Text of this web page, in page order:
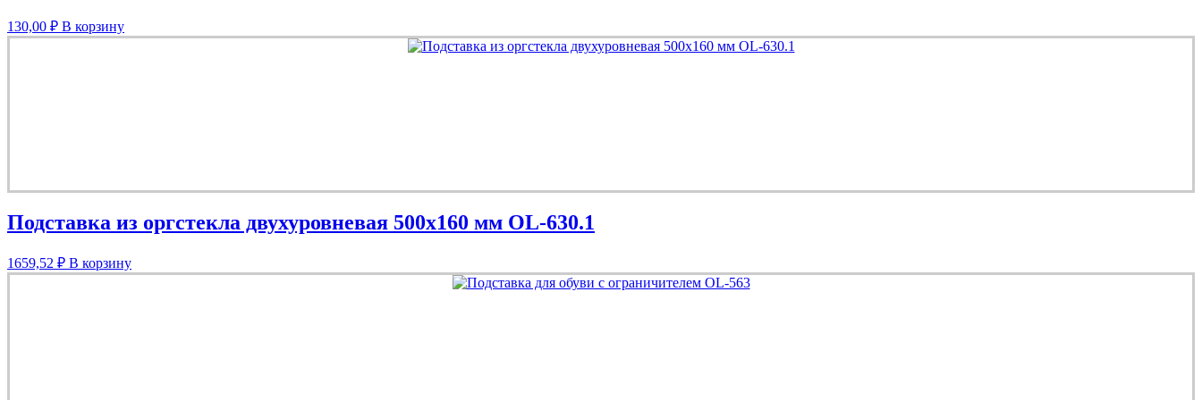
130,00 ₽ В корзину
Подставка из оргстекла двухуровневая 500х160 мм OL-630.1
1659,52 ₽ В корзину